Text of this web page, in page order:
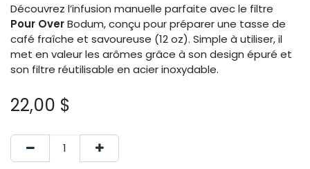
Découvrez l’infusion manuelle parfaite avec le filtre
Pour OverBodum, conçu pour préparer une tasse de
café fraîche et savoureuse (12 oz). Simple à utiliser, il
met en valeur les arômes grâce à son design épuré et
son filtre réutilisable en acier inoxydable.
22,00 $